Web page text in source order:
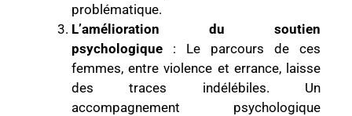
problématique.
L’amélioration du soutien
psychologique : Le parcours de ces
femmes, entre violence et errance, laisse
des traces indélébiles. Un
accompagnement psychologique